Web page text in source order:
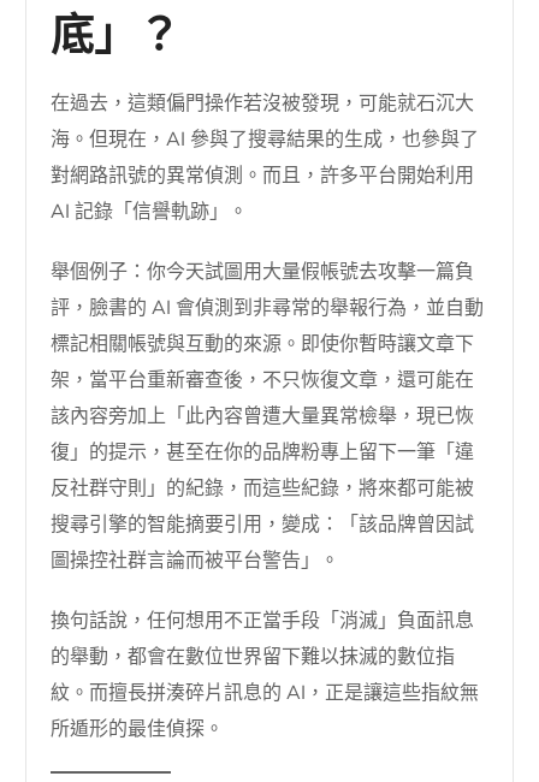
底」？
在過去，這類偏門操作若沒被發現，可能就石沉大
海。但現在，AI 參與了搜尋結果的生成，也參與了
對網路訊號的異常偵測。而且，許多平台開始利用
AI 記錄「信譽軌跡」。
舉個例子：你今天試圖用大量假帳號去攻擊一篇負
評，臉書的 AI 會偵測到非尋常的舉報行為，並自動
標記相關帳號與互動的來源。即使你暫時讓文章下
架，當平台重新審查後，不只恢復文章，還可能在
該內容旁加上「此內容曾遭大量異常檢舉，現已恢
復」的提示，甚至在你的品牌粉專上留下一筆「違
反社群守則」的紀錄，而這些紀錄，將來都可能被
搜尋引擎的智能摘要引用，變成：「該品牌曾因試
圖操控社群言論而被平台警告」。
換句話說，任何想用不正當手段「消滅」負面訊息
的舉動，都會在數位世界留下難以抹滅的數位指
紋。而擅長拼湊碎片訊息的 AI，正是讓這些指紋無
所遁形的最佳偵探。